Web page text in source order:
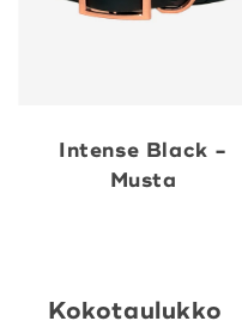
Intense Black -
Musta
Kokotaulukko